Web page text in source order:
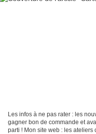
Les infos à ne pas rater : les
gagner bon de commande et
parti ! Mon site web : les